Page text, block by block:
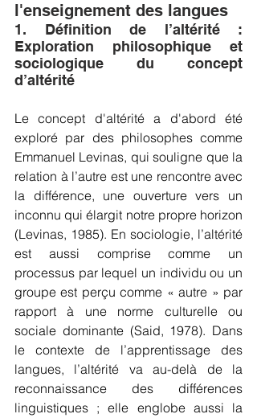
l'enseignement des langues
1. Définition de l’altérité :
Exploration philosophique et
sociologique du concept
d’altérité
Le concept d'altérité a d'abord été
exploré par des philosophes comme
Emmanuel Levinas, qui souligne que la
relation à l’autre est une rencontre avec
la différence, une ouverture vers un
inconnu qui élargit notre propre horizon
(Levinas, 1985). En sociologie, l’altérité
est aussi comprise comme un
processus par lequel un individu ou un
groupe est perçu comme « autre » par
rapport à une norme culturelle ou
sociale dominante (Said, 1978). Dans
le contexte de l’apprentissage des
langues, l’altérité va au-delà de la
reconnaissance des différences
linguistiques ; elle englobe aussi la